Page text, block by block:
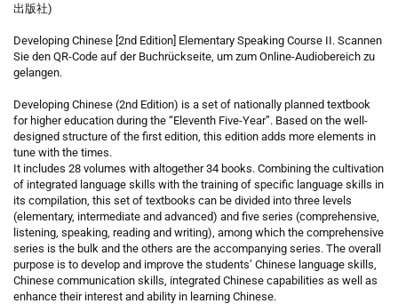
出版社)
Developing Chinese [2nd Edition] Elementary Speaking Course II. Scannen
Sie den QR-Code auf der Buchrückseite, um zum Online-Audiobereich zu
gelangen.
Developing Chinese (2nd Edition) is a set of nationally planned textbook
for higher education during the “Eleventh Five-Year”. Based on the well-
designed structure of the first edition, this edition adds more elements in
tune with the times.
It includes 28 volumes with altogether 34 books. Combining the cultivation
of integrated language skills with the training of specific language skills in
its compilation, this set of textbooks can be divided into three levels
(elementary, intermediate and advanced) and five series (comprehensive,
listening, speaking, reading and writing), among which the comprehensive
series is the bulk and the others are the accompanying series. The overall
purpose is to develop and improve the students’ Chinese language skills,
Chinese communication skills, integrated Chinese capabilities as well as
enhance their interest and ability in learning Chinese.